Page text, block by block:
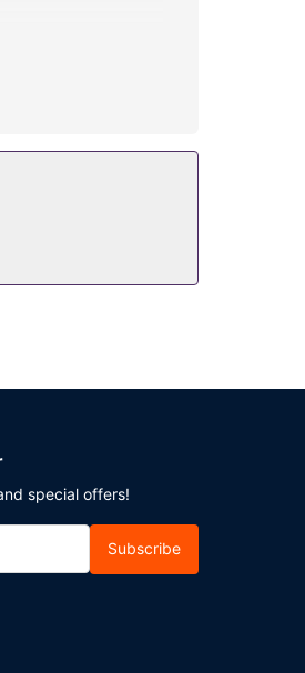
une cuisine
Profitez-en ! Cet
gratuit est servi en
special offers!
Subscribe